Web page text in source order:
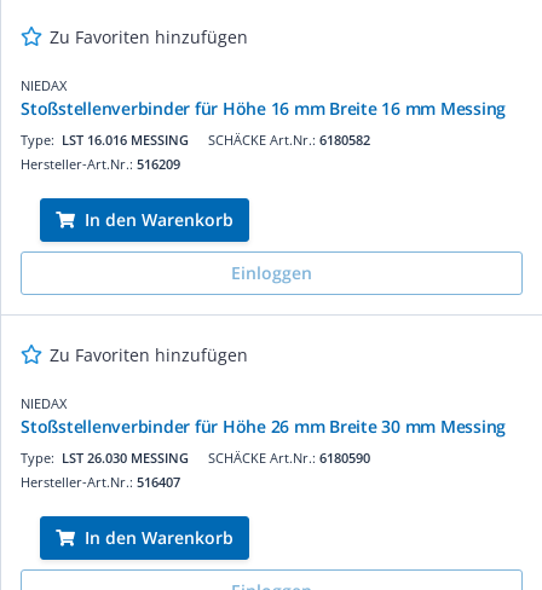
Zu Favoriten hinzufügen
NIEDAX
Stoßstellenverbinder für Höhe 16 mm Breite 16 mm Messing
SCHÄCKE Art.Nr.: 6180582
Type: LST 16.016 MESSING
Hersteller-Art.Nr.: 516209
In den Warenkorb
Einloggen
Zu Favoriten hinzufügen
NIEDAX
Stoßstellenverbinder für Höhe 26 mm Breite 30 mm Messing
SCHÄCKE Art.Nr.: 6180590
Type: LST 26.030 MESSING
Hersteller-Art.Nr.: 516407
In den Warenkorb